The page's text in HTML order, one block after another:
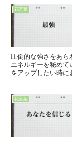
花言葉
圧倒的な強さをあら
エネルギーを秘め
をアップしたい時
花言葉